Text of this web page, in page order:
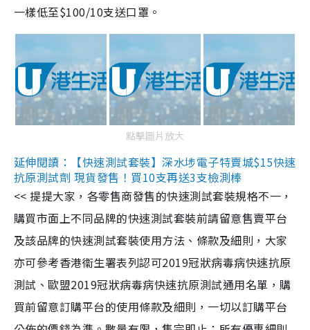
一樣低至$100/10支送口罩。
點擊圖片放大
延伸閱讀：【快速測試套裝】深水埗電子特賣城$15快速
抗原測試劑 現貨發售！買10支再送3支檢測棒
<< 提提大家，各零售商發售的快速測試套裝規格不一，
購買市面上不同品牌的快速測試套裝前請留意售賣平台
及該品牌的快速測試套裝使用方法、條款及細則，大家
亦可參考香港衞生署表列認可2019冠狀病毒病快速抗原
測試、歐盟2019冠狀病毒病快速抗原測試通用名單，購
買前留意訂購平台的使用條款及細則，一切以訂購平台